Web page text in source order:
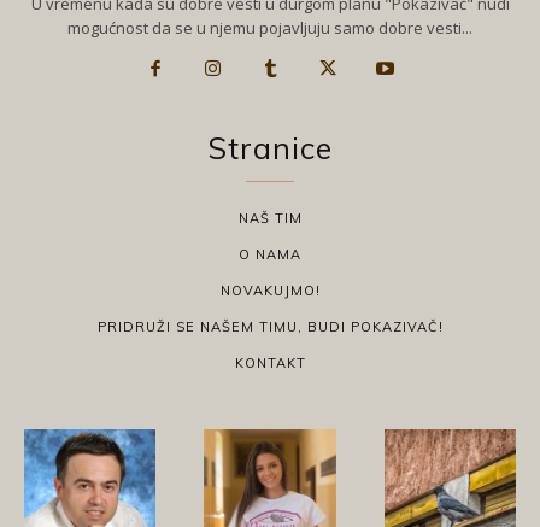
mogućnost da se u njemu pojavljuju samo dobre vesti...
Stranice
NAŠ TIM
O NAMA
NOVAKUJMO!
PRIDRUŽI SE NAŠEM TIMU, BUDI POKAZIVAČ!
KONTAKT